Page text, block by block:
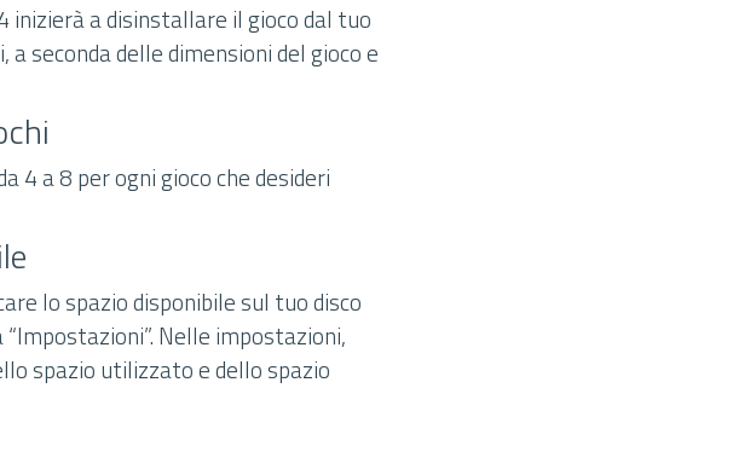
inizierà a disinstallare il gioco dal tuo
seconda delle dimensioni del gioco e
4 a 8 per ogni gioco che desideri
lo spazio disponibile sul tuo disco
Nelle impostazioni,
spazio utilizzato e dello spazio